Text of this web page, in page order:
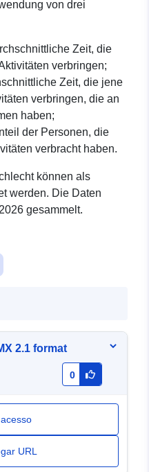
von drei
Zeit, die
verbringen;
Zeit, die jene
verbringen, die an
haben;
der Personen, die
verbracht haben.
können als
werden. Die Daten
gesammelt.
2.1 format
0
URL